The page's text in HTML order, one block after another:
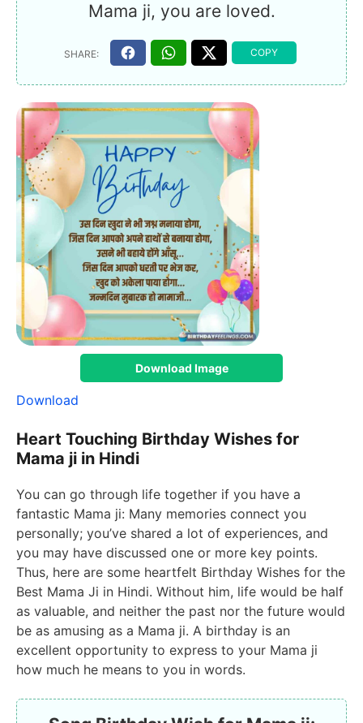
Mama ji, you are loved.
Download Image
Download
Heart Touching Birthday Wishes for
Mama ji in Hindi
You can go through life together if you have a
fantastic Mama ji: Many memories connect you
personally; you’ve shared a lot of experiences, and
you may have discussed one or more key points.
Thus, here are some heartfelt Birthday Wishes for the
Best Mama Ji in Hindi. Without him, life would be half
as valuable, and neither the past nor the future would
be as amusing as a Mama ji. A birthday is an
excellent opportunity to express to your Mama ji
how much he means to you in words.